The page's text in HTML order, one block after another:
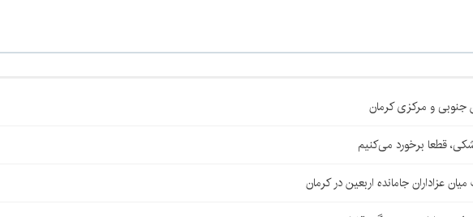
جنوبی و مرکزی کرمان
قطعا برخورد می‌کنیم